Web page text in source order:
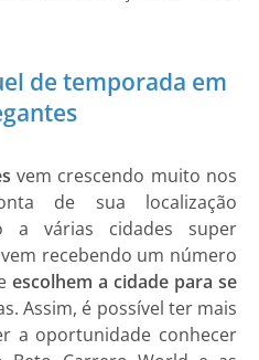
de temporada em
vem crescendo muito nos
de sua localização
a várias cidades super
recebendo um número
escolhem a cidade para se
Assim, é possível ter mais
a oportunidade conhecer